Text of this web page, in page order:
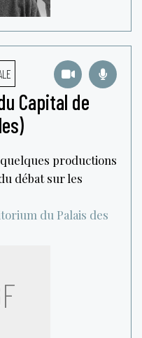
Capital de
productions
débat sur les
du Palais des